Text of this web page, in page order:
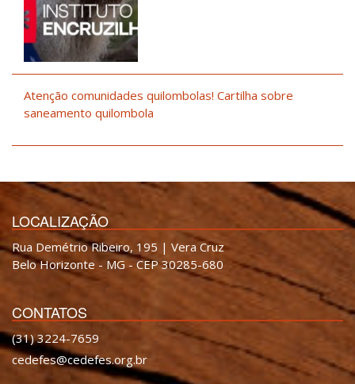
Atenção comunidades quilombolas! Cartilha sobre
saneamento quilombola
LOCALIZAÇÃO
Rua Demétrio Ribeiro, 195 | Vera Cruz
Belo Horizonte - MG - CEP 30285-680
CONTATOS
(31) 3224-7659
cedefes@cedefes.org.br